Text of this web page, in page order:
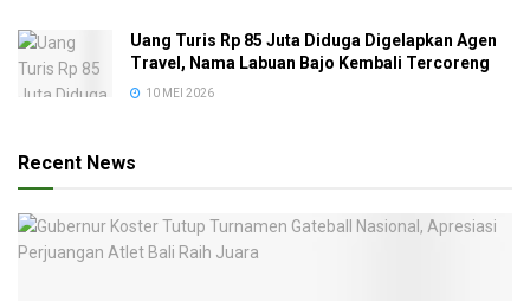
Uang Turis Rp 85 Juta Diduga Digelapkan Agen
Travel, Nama Labuan Bajo Kembali Tercoreng
10 MEI 2026
Recent News